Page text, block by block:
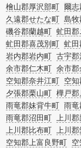
檜山郡厚沢部町 爾志
久遠郡せたな町 島牧
磯谷郡蘭越町 虻田郡
虻田郡喜茂別町 虻田
岩内郡岩内町 古宇郡
余市郡仁木町 余市郡
空知郡奈井江町 空
夕張郡栗山町 樺戸郡
雨竜郡妹背牛町 雨竜
雨竜郡沼田町 上川郡
上川郡比布町 上川郡
空知郡上富良野町